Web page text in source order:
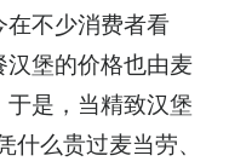
在不少消费者看
堡的价格也由麦
是，当精致汉堡
什么贵过麦当劳、